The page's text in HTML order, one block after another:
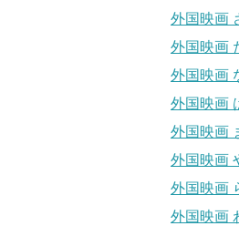
外国映画
外国映画
外国映画
外国映画
外国映画
外国映画
外国映画
外国映画